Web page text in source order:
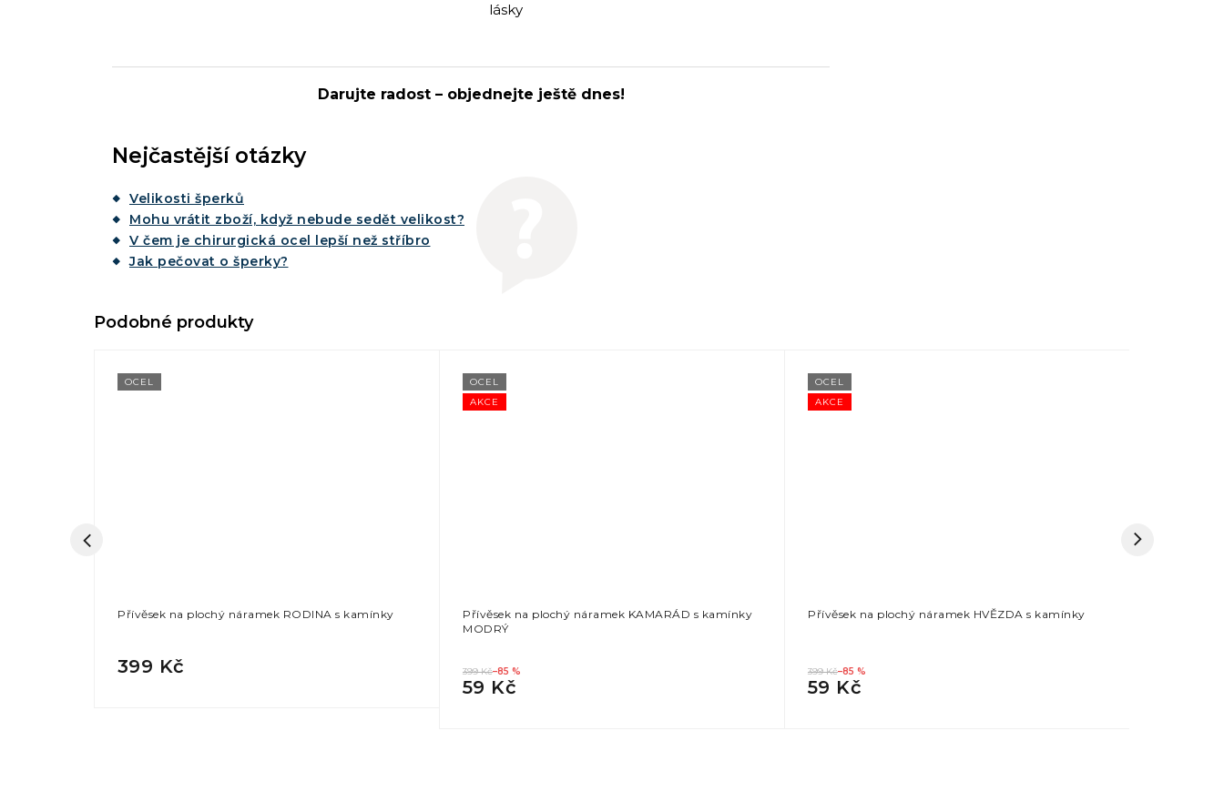
lásky
Darujte radost – objednejte ještě dnes!
Nejčastější otázky
Velikosti šperků
Mohu vrátit zboží, když nebude sedět velikost?
V čem je chirurgická ocel lepší než stříbro
Jak pečovat o šperky?
OCEL
Přívěsek na plochý náramek RODINA s kamínky
399 Kč
AKCE
OCEL
Přívěsek na plochý náramek KAMARÁD s kamínky
MODRÝ
399 Kč–85 %
59 Kč
AKCE
OCEL
Přívěsek na plochý náramek HVĚZDA s kamínky
399 Kč–85 %
59 Kč